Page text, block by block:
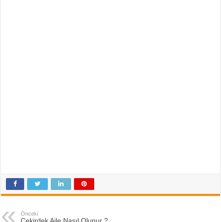
Önceki
Çekirdek Aile Nasıl Olunur ?